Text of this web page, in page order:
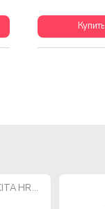
Купить
Перфоратор MAKITA HR2470 780W SDS-Plus